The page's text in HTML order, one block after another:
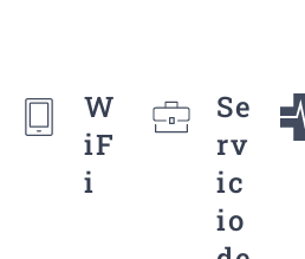
W
iF
i
Se
rv
ic
io